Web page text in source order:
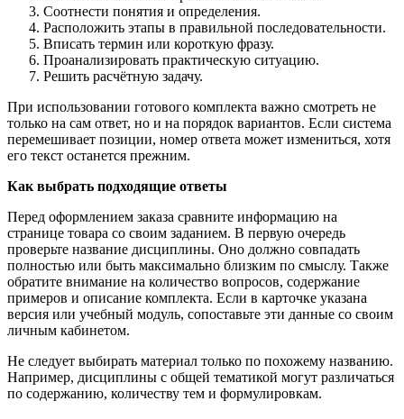
Соотнести понятия и определения.
Расположить этапы в правильной последовательности.
Вписать термин или короткую фразу.
Проанализировать практическую ситуацию.
Решить расчётную задачу.
При использовании готового комплекта важно смотреть не
только на сам ответ, но и на порядок вариантов. Если система
перемешивает позиции, номер ответа может измениться, хотя
его текст останется прежним.
Как выбрать подходящие ответы
Перед оформлением заказа сравните информацию на
странице товара со своим заданием. В первую очередь
проверьте название дисциплины. Оно должно совпадать
полностью или быть максимально близким по смыслу. Также
обратите внимание на количество вопросов, содержание
примеров и описание комплекта. Если в карточке указана
версия или учебный модуль, сопоставьте эти данные со своим
личным кабинетом.
Не следует выбирать материал только по похожему названию.
Например, дисциплины с общей тематикой могут различаться
по содержанию, количеству тем и формулировкам.